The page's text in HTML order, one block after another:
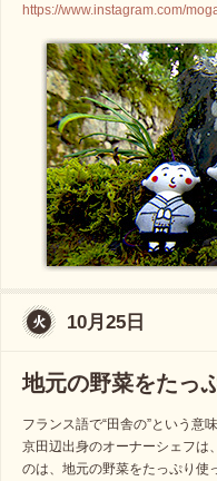
https://www.instagram.com/
10月25日
地元の野菜をたっ
フランス語で“田舎の”という意
京田辺出身のオーナーシェフは
のは、地元の野菜をたっぷり使